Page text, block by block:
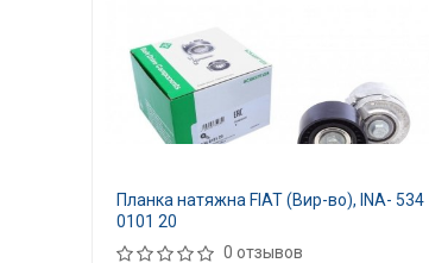
Планка натяжна FIAT (Вир-во), INA- 534
0101 20
0 отзывов